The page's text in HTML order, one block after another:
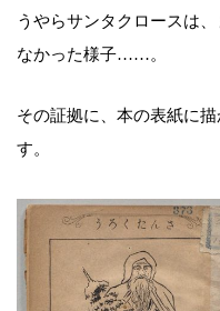
うやらサンタクロースは
なかった様子……。
その証拠に、本の表紙に
す。